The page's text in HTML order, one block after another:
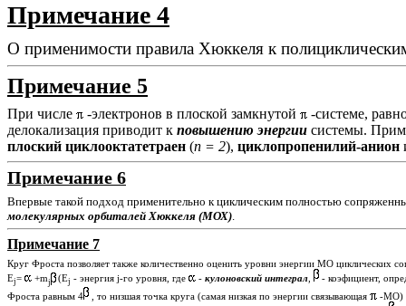
Примечание 4
О применимости правила Хюккеля к
Примечание 5
При числе -электронов в плоской замкнутой
-системе,
делокализация приводит к повышению энергии системы.
плоский циклооктатетраен (n = 2), циклопропенилий-анион
Примечание 6
Впервые такой подход применительно к циклическим полностью
молекулярных орбиталей Хюккеля (МОХ).
Примечание 7
Круг Фроста позволяет также количественно оценить уровни энергии МО циклических
Еj= +mj (Ej - энергия j-го уровня, где - кулоновский интеграл,
- коэфициент,
Фроста равным 4
, то низшая точка круга (самая низкая по энергии связывающая
-МО)